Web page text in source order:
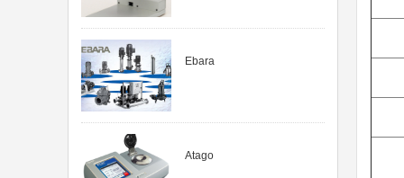
Ebara
Atago